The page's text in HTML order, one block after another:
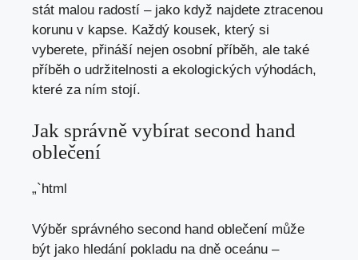
stát malou⁣ radostí – jako‍ když najdete ztracenou
⁤korunu v kapse. Každý‌ kousek, který si
vyberete, přináší nejen osobní příběh,​ ale také
příběh o udržitelnosti a ekologických výhodách,
které za ním stojí.
Jak správně vybírat second hand
oblečení
„`html
Výběr⁤ správného second hand oblečení může
být jako hledání pokladu na dně oceánu⁢ –